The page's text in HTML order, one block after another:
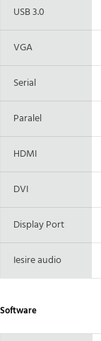
USB 3.0
VGA
Serial
Paralel
HDMI
DVI
Display Port
Iesire audio
Software